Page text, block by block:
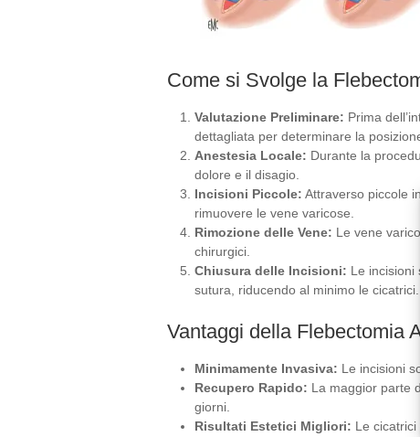
Come si Svolge la
Valutazione Preliminare: Prima
dettagliata per determinare la
Anestesia Locale: Durante la
dolore e il disagio.
Incisioni Piccole: Attraverso piccole
rimuovere le vene varicose.
Rimozione delle Vene: Le vene
chirurgici.
Chiusura delle Incisioni: Le incisioni
sutura, riducendo al minimo le cicatrici.
Vantaggi della Flebectomia
Minimamente Invasiva: Le incisioni
Recupero Rapido: La maggior parte
giorni.
Risultati Estetici Migliori: Le cicatrici